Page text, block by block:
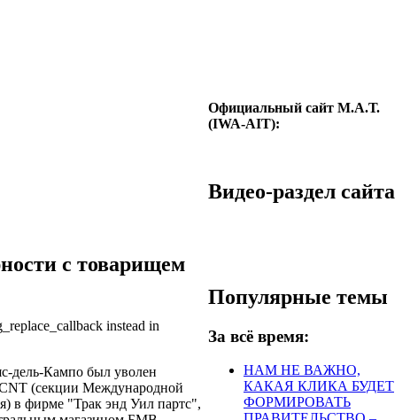
c товарищем
instead in
дель-Кампо был уволен
(секции Международной
в фирме "Трак энд Уил партс",
Официальный сайт М.А.Т.
(IWA-AIT):
Видео-раздел сайта
Популярные темы
За всё время:
НАМ НЕ ВАЖНО,
КАКАЯ КЛИКА БУДЕТ
ФОРМИРОВАТЬ